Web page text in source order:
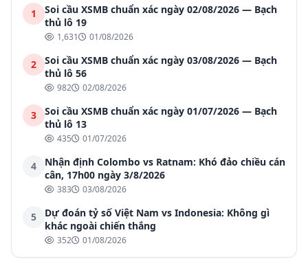
1
Soi cầu XSMB chuẩn xác ngày 02/08/2026 — Bạch
thủ lô 19
1,631 01/08/2026
2
Soi cầu XSMB chuẩn xác ngày 03/08/2026 — Bạch
thủ lô 56
982 02/08/2026
3
Soi cầu XSMB chuẩn xác ngày 01/07/2026 — Bạch
thủ lô 13
435 01/07/2026
4
Nhận định Colombo vs Ratnam: Khó đảo chiều cán
cân, 17h00 ngày 3/8/2026
383 03/08/2026
5
Dự đoán tỷ số Việt Nam vs Indonesia: Không gì
khác ngoài chiến thắng
352 01/08/2026